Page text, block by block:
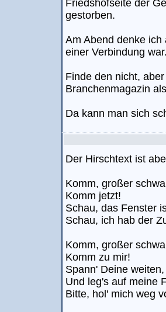
Friedshofseite der
gestorben.
Am Abend denke
einer Verbindung war.
Finde den nicht,
Branchenmagazin
Da kann man sich
Der Hirschtext ist
Komm, großer
Komm jetzt!
Schau, das Fenster
Schau, ich hab der
Komm, großer
Komm zu mir!
Spann' Deine
Und leg's auf meine
Bitte, hol' mich weg